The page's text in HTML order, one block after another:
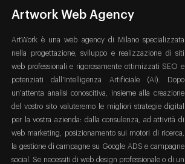
Artwork Web Agency
ArtWork è una web agency di Milano specializzata
nella progettazione, sviluppo e realizzazione di siti
web professionali e rigorosamente ottimizzati SEO e
potenziati dall'Intelligenza Artificiale (AI). Dopo
un'attenta analisi conoscitiva, insieme alla creazione
del vostro sito valuteremo le migliori strategie digital
per la vostra azienda: dalla consulenza, ad attività di
web marketing, posizionamento sui motori di ricerca,
la gestione di campagne su Google ADS e campagne
social. Se necessiti di web design professionale o di un